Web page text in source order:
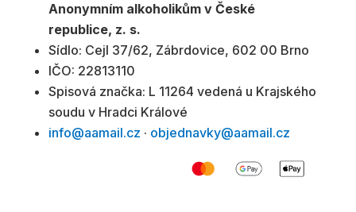
Anonymním alkoholikům v České
republice, z. s.
Sídlo: Cejl 37/62, Zábrdovice, 602 00 Brno
IČO: 22813110
Spisová značka: L 11264 vedená u Krajského
soudu v Hradci Králové
info@aamail.cz · objednavky@aamail.cz